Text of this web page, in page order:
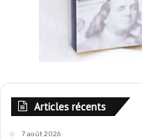
Articles récents
7 août 2026